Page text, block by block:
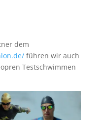
dem
führen wir auch
Testschwimmen